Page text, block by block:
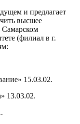
и предлагает
высшее
Самарском
(филиал в г.
15.03.02.
13.03.02.